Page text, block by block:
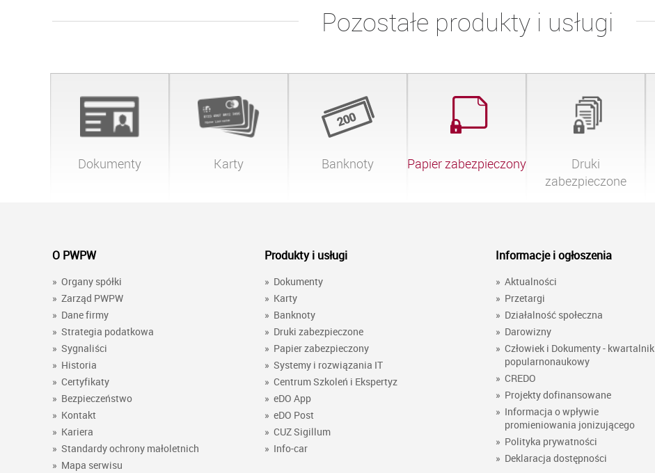
Pozostałe produkty i usługi
Dokumenty Karty Banknoty Papier zabezpieczony
Druki
zabezpieczone
O PWPW
» Organy spółki
» Zarząd PWPW
» Dane firmy
» Strategia podatkowa
» Sygnaliści
» Historia
» Certyfikaty
» Bezpieczeństwo
» Kontakt
» Kariera
» Standardy ochrony małoletnich
» Mapa serwisu
Produkty i usługi
» Dokumenty
» Karty
» Banknoty
» Druki zabezpieczone
» Papier zabezpieczony
» Systemy i rozwiązania IT
» Centrum Szkoleń i Ekspertyz
» eDO App
» eDO Post
» CUZ Sigillum
» Info-car
Informacje i ogłoszenia
» Aktualności
» Przetargi
» Działalność społeczna
» Darowizny
» Człowiek i Dokumenty - kwartalnik
popularnonaukowy
» CREDO
» Projekty dofinansowane
» Informacja o wpływie
promieniowania jonizującego
» Polityka prywatności
» Deklaracja dostępności